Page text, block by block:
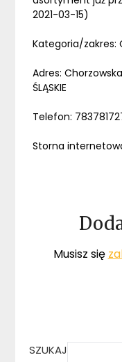
2021-03-15)
Kategoria/zakres:
Adres:
ŚLĄSKIE
Telefon:
Storna
Musisz się
SZUKAJ